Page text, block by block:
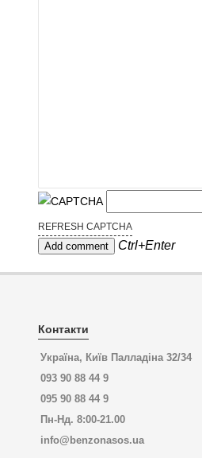
REFRESH CAPTCHA
Ctrl+Enter
Контакти
Україна, Київ Палладіна 32/34
093 90 88 44 9
095 90 88 44 9
Пн-Нд. 8:00-21.00
info@benzonasos.ua